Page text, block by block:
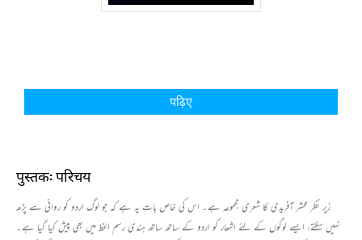
पढ़िए
पुस्तक: परिचय
زیر نظر محشر آفریدی کا شعری مجموعہ ہے۔ اس کی خاص بات یہ ہے کہ جو لوگ اردو کو روانی سے پڑھ
نہیں سکتے، ایسے لوگوں کے لئے اشعار کو اردو کے ساتھ ساتھ ہندی رسم الخط میں بھی پیش کیا گیا ہے۔